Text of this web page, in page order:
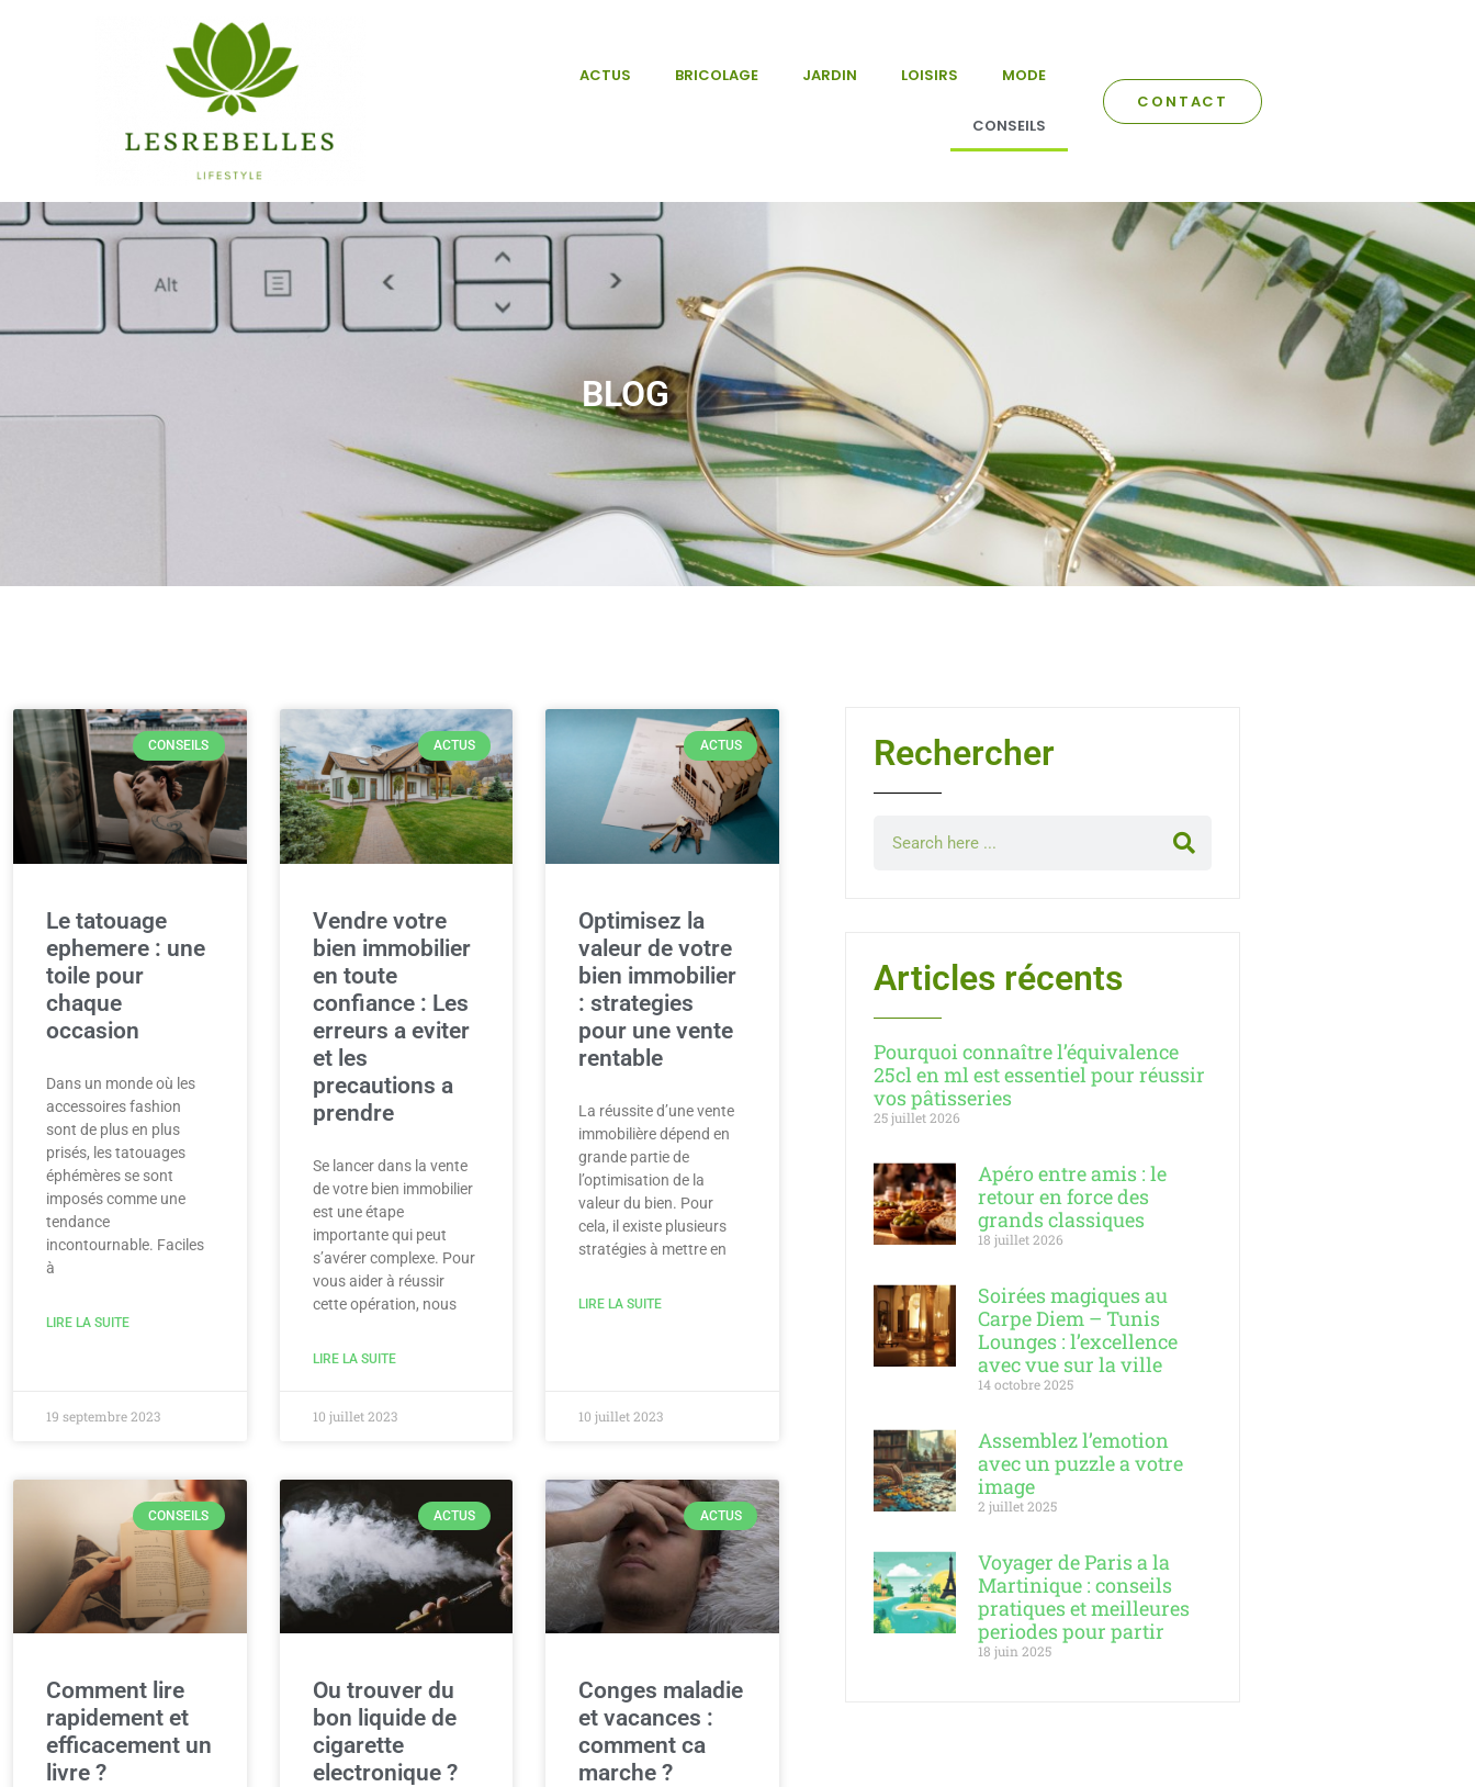
ACTUS BRICOLAGE JARDIN LOISIRS MODE
CONSEILS
CONTACT
BLOG
CONSEILS
Le tatouage
ephemere : une
toile pour
chaque
occasion
Dans un monde où les
accessoires fashion
sont de plus en plus
prisés, les tatouages
éphémères se sont
imposés comme une
tendance
incontournable. Faciles
à
LIRE LA SUITE
19 septembre 2023
ACTUS
Vendre votre
bien immobilier
en toute
confiance : Les
erreurs a eviter
et les
precautions a
prendre
Se lancer dans la vente
de votre bien immobilier
est une étape
importante qui peut
s’avérer complexe. Pour
vous aider à réussir
cette opération, nous
LIRE LA SUITE
10 juillet 2023
ACTUS
Optimisez la
valeur de votre
bien immobilier
: strategies
pour une vente
rentable
La réussite d’une vente
immobilière dépend en
grande partie de
l’optimisation de la
valeur du bien. Pour
cela, il existe plusieurs
stratégies à mettre en
LIRE LA SUITE
10 juillet 2023
CONSEILS
Comment lire
rapidement et
efficacement un
livre ?
ACTUS
Ou trouver du
bon liquide de
cigarette
electronique ?
ACTUS
Conges maladie
et vacances :
comment ca
marche ?
Rechercher
Articles récents
Pourquoi connaître l’équivalence
25cl en ml est essentiel pour réussir
vos pâtisseries
25 juillet 2026
Apéro entre amis : le
retour en force des
grands classiques
18 juillet 2026
Soirées magiques au
Carpe Diem – Tunis
Lounges : l’excellence
avec vue sur la ville
14 octobre 2025
Assemblez l’emotion
avec un puzzle a votre
image
2 juillet 2025
Voyager de Paris a la
Martinique : conseils
pratiques et meilleures
periodes pour partir
18 juin 2025